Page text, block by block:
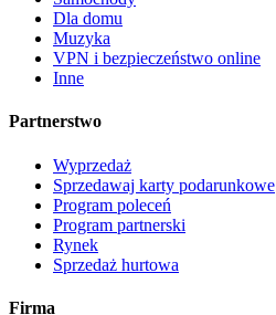
Dla domu
Muzyka
VPN i bezpieczeństwo online
Inne
Partnerstwo
Wyprzedaż
Sprzedawaj karty podarunkowe
Program poleceń
Program partnerski
Rynek
Sprzedaż hurtowa
Firma